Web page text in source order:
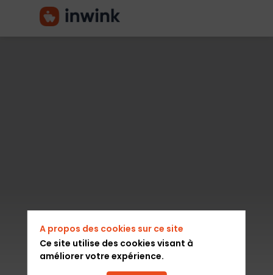
DAY
2022
A propos des cookies sur ce site
Ce site utilise des cookies visant à
améliorer votre expérience.